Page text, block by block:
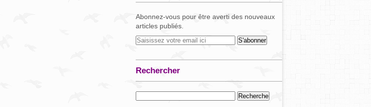
Abonnez-vous pour être averti des nouveaux
articles publiés.
Rechercher